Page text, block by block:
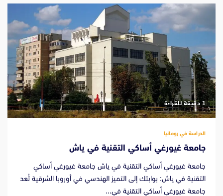
‫1 دقيقة للقراءة
الدراسة في رومانيا
جامعة غيورغي أساكي التقنية في ياش
جامعة غيورغي أساكي التقنية في ياش جامعة غيورغي أساكي
التقنية في ياش: بوابتك إلى التميز الهندسي في أوروبا الشرقية تُعد
جامعة غيورغي أساكي التقنية في...